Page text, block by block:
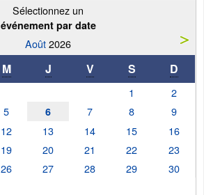
Sélectionnez un
événement par date
Août2026
M J V S D
1
2
5 6 7 8
9
12 13 14 15
16
19 20 21 22
23
26 27 28 29
30